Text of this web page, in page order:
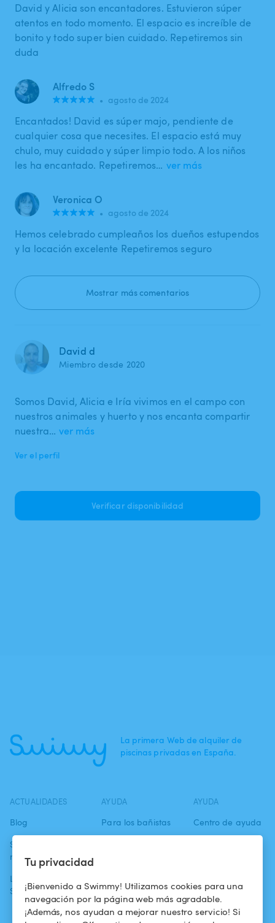
Tu privacidad
¡Bienvenido a Swimmy! Utilizamos cookies para una
navegación por la página web más agradable.
¡Además, nos ayudan a mejorar nuestro servicio! Si
David y Alicia son encantadores. Estuvieron súper
atentos en todo momento. El espacio es increíble de
bonito y todo super bien cuidado. Repetiremos sin
duda
Alfredo S
• agosto de 2024
Encantados! David es súper majo, pendiente de
cualquier cosa que necesites. El espacio está muy
chulo, muy cuidado y súper limpio todo. A los niños
les ha encantado. Repetiremos… ver más
Veronica O
• agosto de 2024
Hemos celebrado cumpleaños los dueños estupendos
y la locación excelente Repetiremos seguro
Mostrar más comentarios
David d
Miembro desde 2020
Somos David, Alicia e Iría vivimos en el campo con
nuestros animales y huerto y nos encanta compartir
nuestra… ver más
Ver el perfil
Verificar disponibilidad
La primera Web de alquiler de
piscinas privadas en España.
ACTUALIDADES
Blog
Swimmy en los
medios
La aventura
Swimmy
AYUDA
Para los bañistas
piscina
¿Cómo funciona?
AYUDA
Centro de ayuda
confidencialidad
Aviso legal